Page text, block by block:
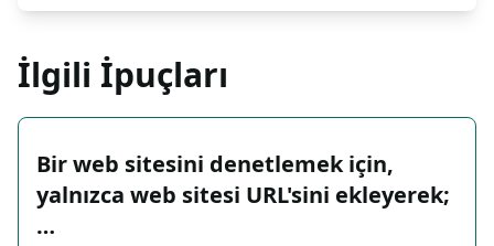
İlgili İpuçları
Bir web sitesini denetlemek için,
yalnızca web sitesi URL'sini ekleyerek;
…